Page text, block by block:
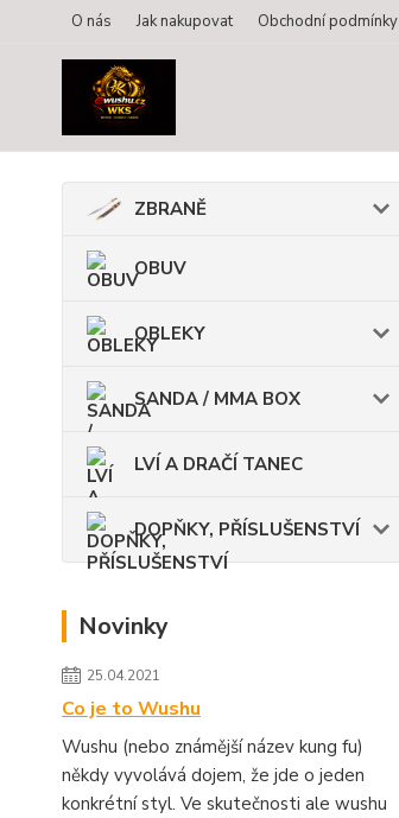
O nás Jak nakupovat Obchodní podmínky
ZBRANĚ
OBUV
OBLEKY
SANDA / MMA BOX
LVÍ A DRAČÍ TANEC
DOPŇKY, PŘÍSLUŠENSTVÍ
Novinky
25.04.2021
Co je to Wushu
Wushu (nebo známější název kung fu)
někdy vyvolává dojem, že jde o jeden
konkrétní styl. Ve skutečnosti ale wushu